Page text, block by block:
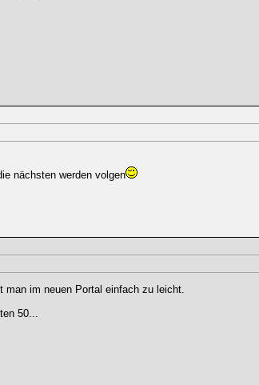
nächsten werden volgen
man im neuen Portal einfach zu leicht.
50...